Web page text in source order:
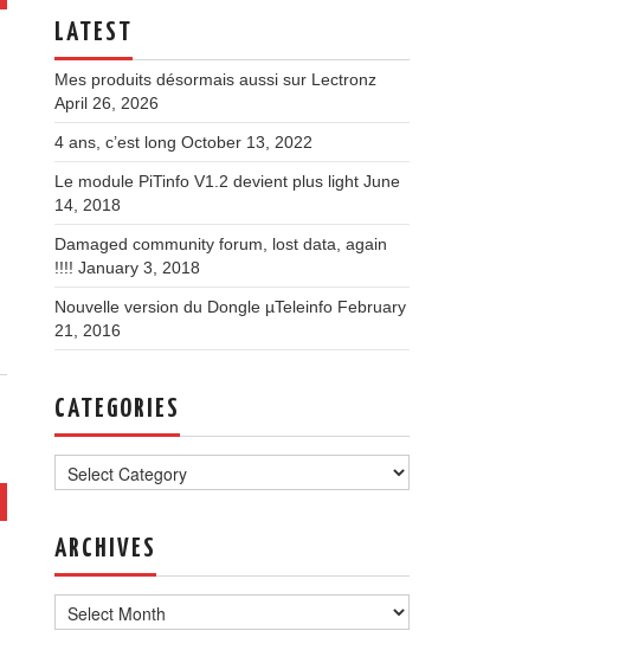
LATEST
Mes produits désormais aussi sur Lectronz
April 26, 2026
4 ans, c’est long October 13, 2022
Le module PiTinfo V1.2 devient plus light June
14, 2018
Damaged community forum, lost data, again
!!!! January 3, 2018
Nouvelle version du Dongle µTeleinfo February
21, 2016
CATEGORIES
ARCHIVES